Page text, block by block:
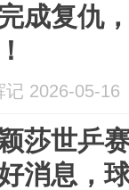
成复仇
记 2026-05-16
莎世乒
消息，